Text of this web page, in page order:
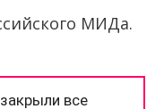
МИДа.